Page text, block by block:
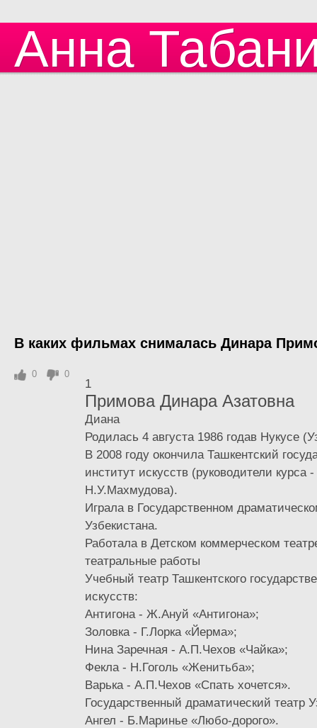
Анна
В каких фильмах снималась Динара
1
Примова Динара Азатовна
Диана
Родилась 4 августа 1986 годав Нукусе
В 2008 году окончила Ташкентский
институт искусств (руководители
Н.У.Махмудова).
Играла в Государственном
Узбекистана.
Работала в Детском коммерческом
театральные работы
Учебный театр Ташкентского
искусств:
Антигона - Ж.Ануй «Антигона»;
Золовка - Г.Лорка «Йерма»;
Нина Заречная - А.П.Чехов «Чайка»;
Фекла - Н.Гоголь «Женитьба»;
Варька - А.П.Чехов «Спать хочется».
Государственный драматический театр
Ангел - Б.Маринье «Любо-дорого».
0 0